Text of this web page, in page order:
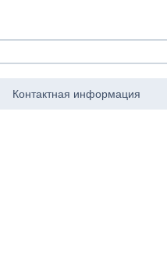
Контактная информация